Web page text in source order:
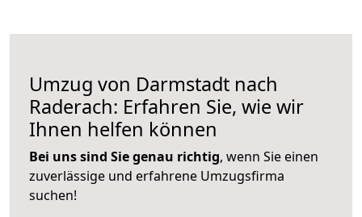
Umzug von Darmstadt nach
Raderach: Erfahren Sie, wie wir
Ihnen helfen können
Bei uns sind Sie genau richtig, wenn Sie einen
zuverlässige und erfahrene Umzugsfirma
suchen!